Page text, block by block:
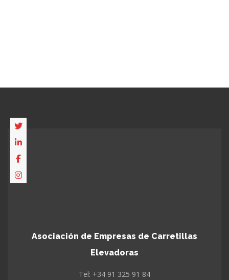
Asociación de Empresas de Carretillas
Elevadoras
Tel: +34 91 325 91 84